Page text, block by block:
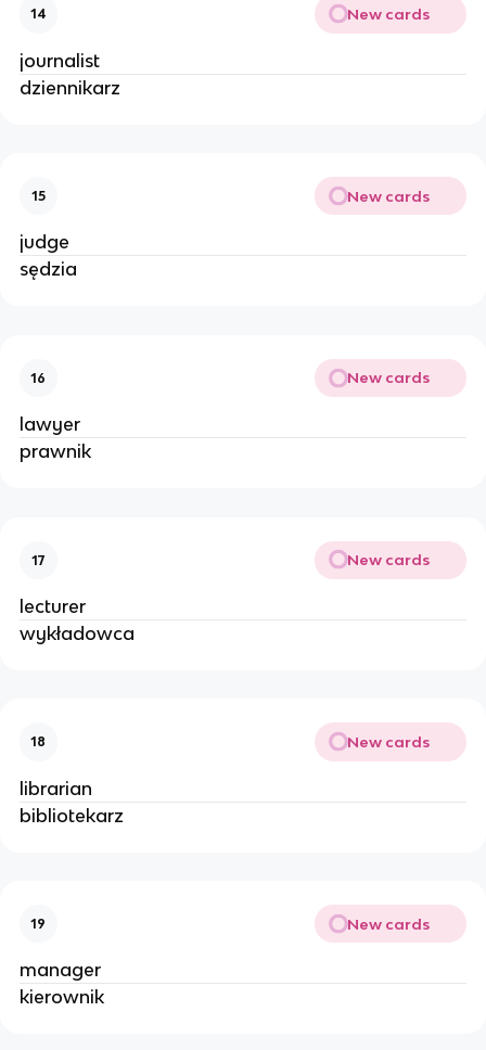
14 New cards
journalist
dziennikarz
15 New cards
judge
sędzia
16 New cards
lawyer
prawnik
17 New cards
lecturer
wykładowca
18 New cards
librarian
bibliotekarz
19 New cards
manager
kierownik